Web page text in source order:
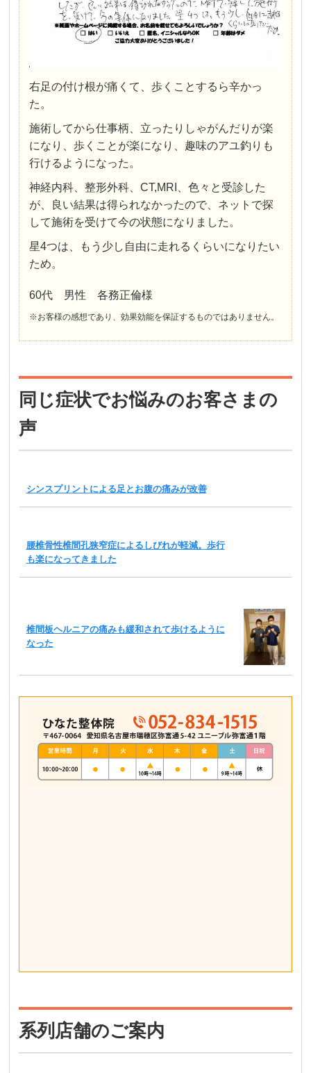
右足の付け根が痛くて、歩くことするら辛かっ
た。
施術してから仕事柄、立ったりしゃがんだりが楽
になり、歩くことが楽になり、趣味のアユ釣りも
行けるようになった。
神経内科、整形外科、CT,MRI、色々と受診した
が、良い結果は得られなかったので、ネットで探
して施術を受けて今の状態になりました。
星4つは、もう少し自由に走れるくらいになりたい
ため。
60代 男性 各務正倫様
※お客様の感想であり、効果効能を保証するものではありません。
同じ症状でお悩みのお客さまの
声
シンスプリントによる足とお腹の痛みが改善
腰椎骨性椎間孔狭窄症によるしびれが軽減。歩行
も楽になってきました
椎間板ヘルニアの痛みも緩和されて歩けるように
なった
系列店舗のご案内